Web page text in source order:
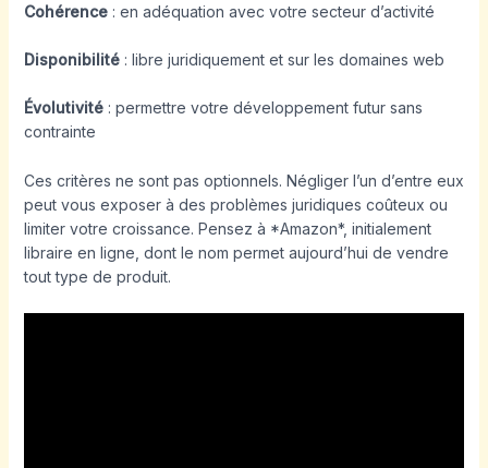
Cohérence: en adéquation avec votre secteur d’activité
Disponibilité: libre juridiquement et sur les domaines web
Évolutivité: permettre votre développement futur sans
contrainte
Ces critères ne sont pas optionnels. Négliger l’un d’entre eux
peut vous exposer à des problèmes juridiques coûteux ou
limiter votre croissance. Pensez à *Amazon*, initialement
libraire en ligne, dont le nom permet aujourd’hui de vendre
tout type de produit.